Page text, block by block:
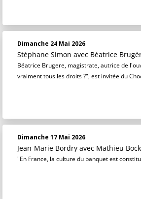
Dimanche 24 Mai 2026
Stéphane Simon avec Béatrice
Béatrice Brugere, magistrate, autrice de
vraiment tous les droits ?", est invitée du
Dimanche 17 Mai 2026
Jean-Marie Bordry avec Mathieu
"En France, la culture du banquet est